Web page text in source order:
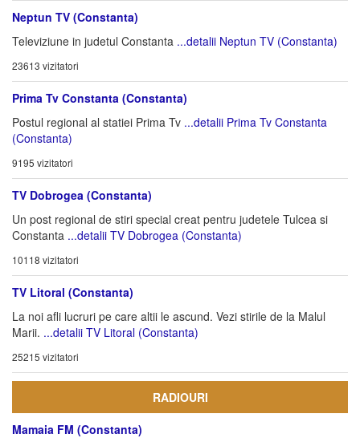
Neptun TV (Constanta)
Televiziune in judetul Constanta ...detalii Neptun TV (Constanta)
23613 vizitatori
Prima Tv Constanta (Constanta)
Postul regional al statiei Prima Tv ...detalii Prima Tv Constanta
(Constanta)
9195 vizitatori
TV Dobrogea (Constanta)
Un post regional de stiri special creat pentru judetele Tulcea si
Constanta ...detalii TV Dobrogea (Constanta)
10118 vizitatori
TV Litoral (Constanta)
La noi afli lucruri pe care altii le ascund. Vezi stirile de la Malul
Marii. ...detalii TV Litoral (Constanta)
25215 vizitatori
RADIOURI
Mamaia FM (Constanta)